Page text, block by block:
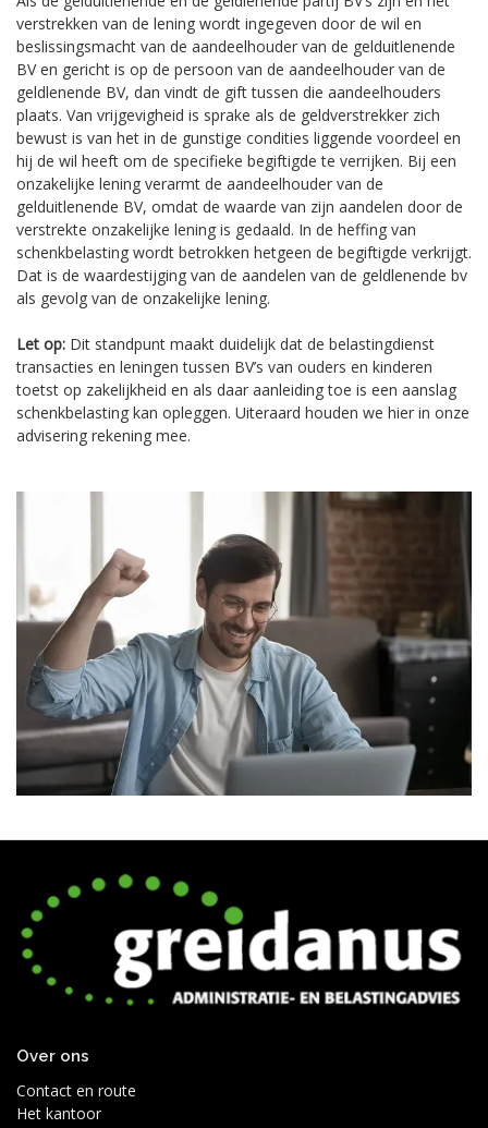
verstrekken van de lening wordt ingegeven door de wil en
beslissingsmacht van de aandeelhouder van de gelduitlenende
BV en gericht is op de persoon van de aandeelhouder van de
geldlenende BV, dan vindt de gift tussen die aandeelhouders
plaats. Van vrijgevigheid is sprake als de geldverstrekker zich
bewust is van het in de gunstige condities liggende voordeel en
hij de wil heeft om de specifieke begiftigde te verrijken. Bij een
onzakelijke lening verarmt de aandeelhouder van de
gelduitlenende BV, omdat de waarde van zijn aandelen door de
verstrekte onzakelijke lening is gedaald. In de heffing van
schenkbelasting wordt betrokken hetgeen de begiftigde verkrijgt.
Dat is de waardestijging van de aandelen van de geldlenende bv
als gevolg van de onzakelijke lening.
Let op: Dit standpunt maakt duidelijk dat de belastingdienst
transacties en leningen tussen BV’s van ouders en kinderen
toetst op zakelijkheid en als daar aanleiding toe is een aanslag
schenkbelasting kan opleggen. Uiteraard houden we hier in onze
advisering rekening mee.
Over ons
Contact en route
Het kantoor